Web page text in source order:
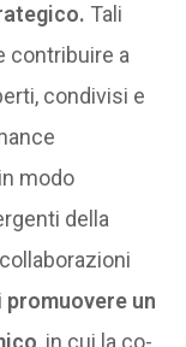
Tali
contribuire a
condivisi e
modo
della
promuovere un
, in cui la co-